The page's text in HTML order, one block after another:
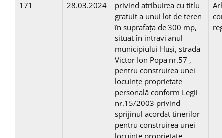
171 28.03.2024
privind atribuirea cu titlu
gratuit a unui lot de teren
în suprafaţa de 300 mp,
situat în intravilanul
municipiului Huşi, strada
Victor Ion Popa nr.57 ,
pentru construirea unei
locuinţe proprietate
personală conform Legii
nr.15/2003 privind
sprijinul acordat tinerilor
pentru construirea unei
locuinţe proprietate